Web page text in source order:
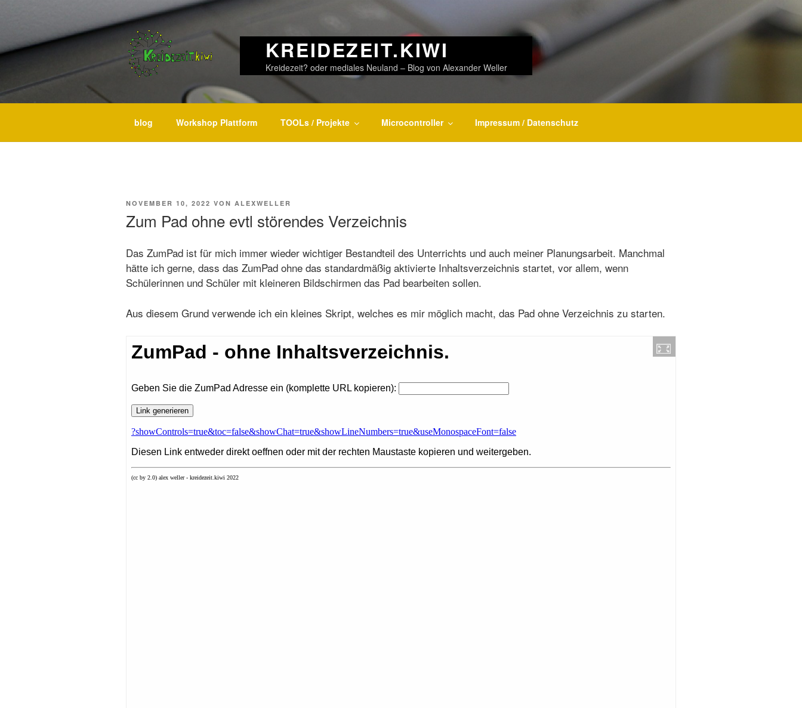
KREIDEZEIT.KIWI
Kreidezeit? oder mediales Neuland – Blog von Alexander Weller
blog Workshop Plattform TOOLs / Projekte Microcontroller Impressum / Datenschutz
VERÖFFENTLICHT
NOVEMBER 10, 2022 VONALEXWELLER
Zum Pad ohne evtl störendes Verzeichnis
Das ZumPad ist für mich immer wieder wichtiger Bestandteil des Unterrichts und auch meiner Planungsarbeit. Manchmal
hätte ich gerne, dass das ZumPad ohne das standardmäßig aktivierte Inhaltsverzeichnis startet, vor allem, wenn
Schülerinnen und Schüler mit kleineren Bildschirmen das Pad bearbeiten sollen.
Aus diesem Grund verwende ich ein kleines Skript, welches es mir möglich macht, das Pad ohne Verzeichnis zu starten.